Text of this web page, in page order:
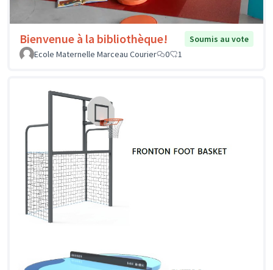
Bienvenue à la bibliothèque!
Soumis au vote
Ecole Maternelle Marceau Courier
0 1